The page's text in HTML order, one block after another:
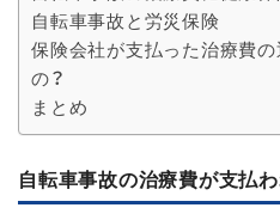
自転車事故と労災保険
保険会社が支払った治療費
の？
まとめ
自転車事故の治療費が支払